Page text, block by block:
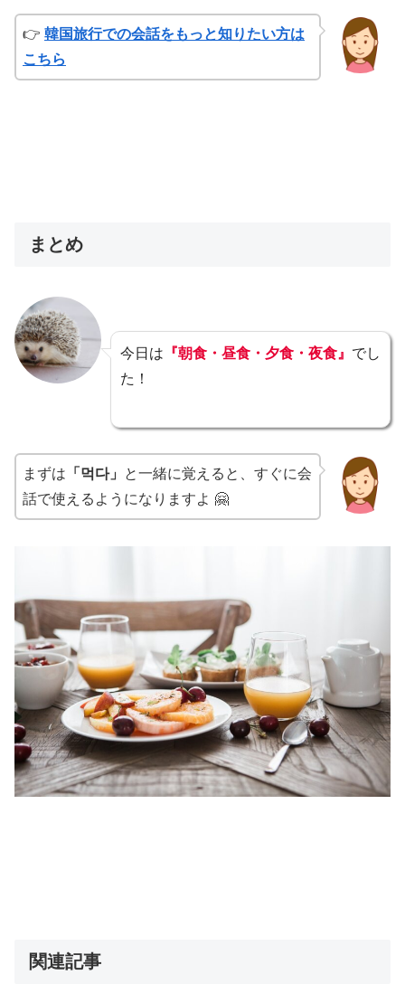
👉 韓国旅行での会話をもっと知りたい方は
こちら
まとめ
今日は 『朝食・昼食・夕食・夜食』 でし
た！
まずは 「먹다」
と一緒に覚えると、すぐに会
話で使えるようになりますよ 🤗
関連記事